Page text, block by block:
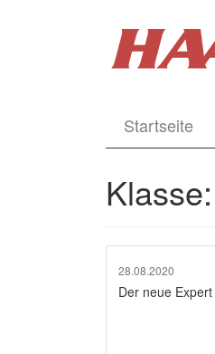
Startseite
Klasse:
28.08.2020
Der neue